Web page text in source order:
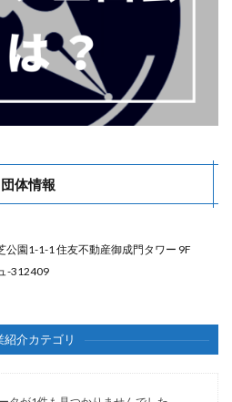
団体情報
園1-1-1 住友不動産御成門タワー 9F
-312409
紹介カテゴリ